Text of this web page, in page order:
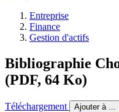
Entreprise
Finance
Gestion d'actifs
Bibliographie
(PDF, 64 Ko)
Téléchargement Ajouter à ...